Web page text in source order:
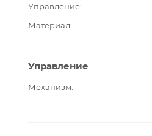
Управление
Материал
Управление
Механизм